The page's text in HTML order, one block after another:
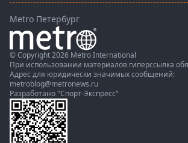
Metro Петербург
© Copyright 2026 Metro International
При использовании материалов гиперссылка
Адрес для юридически значимых сообщений:
metroblog@metronews.ru
Разработано "Спорт-Экспресс"